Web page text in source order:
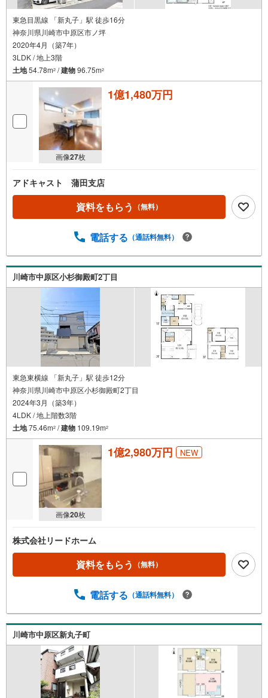
東急目黒線 「新丸子」駅 徒歩16分
神奈川県川崎市中原区市ノ坪
2020年4月（築7年）
3LDK / 地上3階
土地54.78m2 /建物96.75m2
画像27枚
1億1,480万円
アドキャスト 蒲田支店
資料をもらう （無料）
電話する （通話料無料）
川崎市中原区小杉御殿町2丁目
東急東横線 「新丸子」駅 徒歩12分
神奈川県川崎市中原区小杉御殿町2丁目
2024年3月（築3年）
4LDK / 地上階数3階
土地75.46m2 /建物 109.19m2
画像20枚
1億2,980万円 NEW
株式会社リードホーム
資料をもらう （無料）
電話する （通話料無料）
川崎市中原区新丸子町